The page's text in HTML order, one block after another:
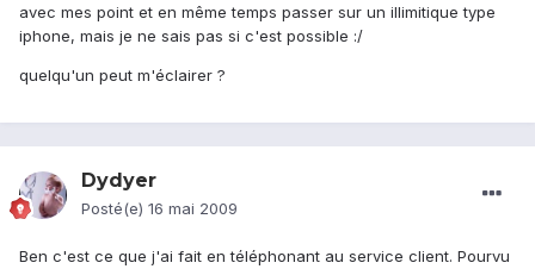
avec mes point et en même temps passer sur un illimitique type
iphone, mais je ne sais pas si c'est possible :/
quelqu'un peut m'éclairer ?
Dydyer
Posté(e) 16 mai 2009
Ben c'est ce que j'ai fait en téléphonant au service client. Pourvu